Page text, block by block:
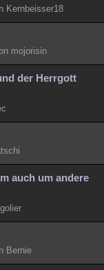
Kernbeisser18
mojorisin
der Herrgott
auch um andere
Bernie